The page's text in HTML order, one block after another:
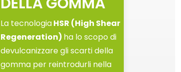
La tecnologiaHSR (High Shear
Regeneration) ha lo scopo di
devulcanizzare gli scarti della
gomma per reintrodurli nella